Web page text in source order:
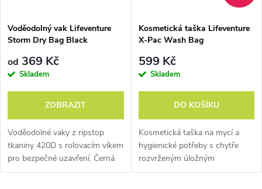
Voděodolný vak Lifeventure
Storm Dry Bag Black
od 369 Kč
Skladem
ZOBRAZIT
Voděodolné vaky z ripstop
tkaniny 420D s rolovacím víkem
pro bezpečné uzavření. Černá
varianta.
Kosmetická taška Lifeventure
X-Pac Wash Bag
599 Kč
Skladem
DO KOŠÍKU
Kosmetická taška na mycí a
hygienické potřeby s chytře
rozvrženým úložným
prostorem, závěsným háčkem a